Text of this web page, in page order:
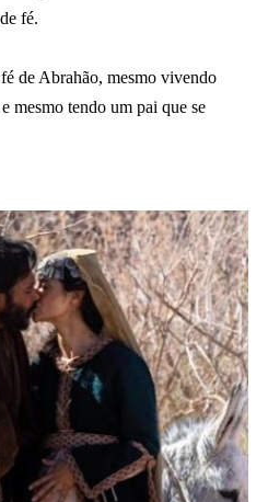
fé.
de Abrahão, mesmo vivendo
mesmo tendo um pai que se